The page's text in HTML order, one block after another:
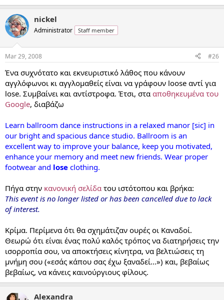
nickel
Administrator Staff member
Mar 29, 2008 #26
Ένα συχνότατο και εκνευριστικό λάθος που κάνουν
αγγλόφωνοι κι αγγλομαθείς είναι να γράφουν loose αντί για
lose. Συμβαίνει και αντίστροφα. Έτσι, στα αποθηκευμένα του
Google, διαβάζω
Learn ballroom dance instructions in a relaxed manor [sic] in
our bright and spacious dance studio. Ballroom is an
excellent way to improve your balance, keep you motivated,
enhance your memory and meet new friends. Wear proper
footwear and lose clothing.
Πήγα στην κανονική σελίδα του ιστότοπου και βρήκα:
This event is no longer listed or has been cancelled due to lack
of interest.
Κρίμα. Περίμενα ότι θα σχημάτιζαν ουρές οι Καναδοί.
Θεωρώ ότι είναι ένας πολύ καλός τρόπος να διατηρήσεις την
ισορροπία σου, να αποκτήσεις κίνητρα, να βελτιώσεις τη
μνήμη σου («εσάς κάπου σας έχω ξαναδεί...») και, βεβαίως
βεβαίως, να κάνεις καινούργιους φίλους.
Alexandra